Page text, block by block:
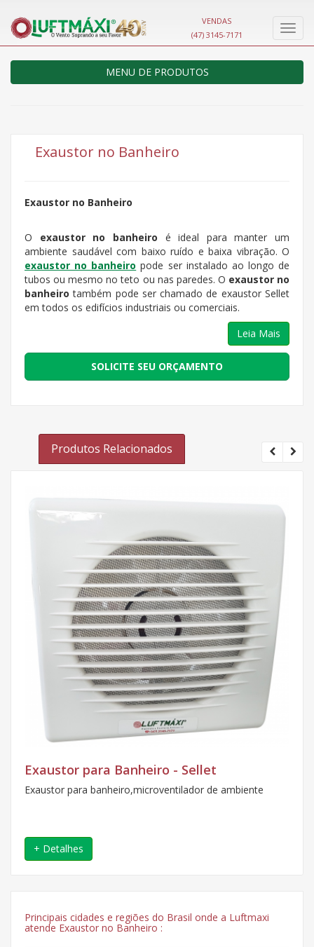
VENDAS
(47) 3145-7171
MENU DE PRODUTOS
Exaustor no Banheiro
Exaustor no Banheiro
O exaustor no banheiro é ideal para manter um
ambiente saudável com baixo ruído e baixa vibração. O
exaustor no banheiro pode ser instalado ao longo de
tubos ou mesmo no teto ou nas paredes. O exaustor no
banheiro também pode ser chamado de exaustor Sellet
em todos os edifícios industriais ou comerciais.
Leia Mais
SOLICITE SEU ORÇAMENTO
Produtos Relacionados
Exaustor para Banheiro - Sellet
Exaustor para banheiro,microventilador de ambiente
+ Detalhes
Principais cidades e regiões do Brasil onde a Luftmaxi
atende Exaustor no Banheiro :